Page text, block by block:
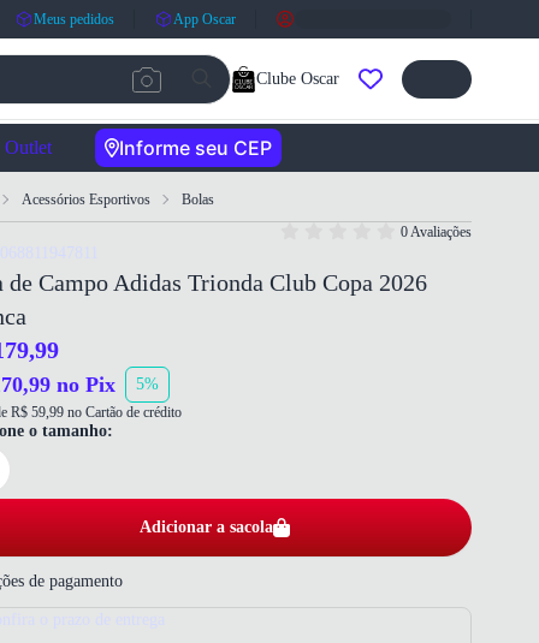
Meus pedidos App Oscar
Clube Oscar
Outlet Informe seu CEP
Acessórios Esportivos
Bolas
0 Avaliações
de Campo Adidas Trionda Club Copa 2026
no Pix 5%
R$ 59,99 no Cartão de crédito
o tamanho:
Adicionar a sacola
de pagamento
o prazo de entrega